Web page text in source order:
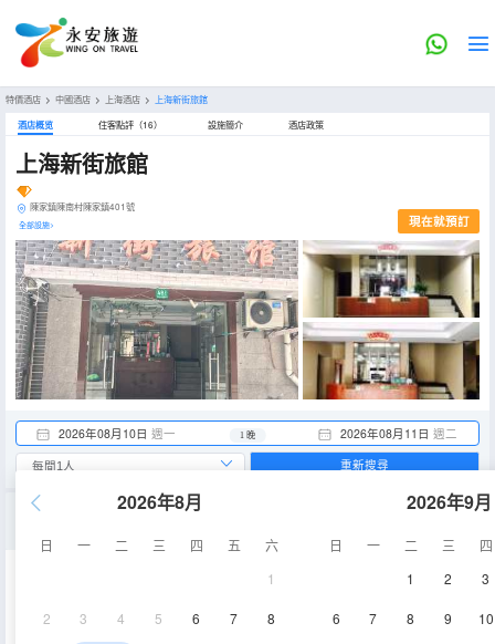
特價酒店 > 中國酒店 > 上海酒店 > 上海新街旅館
酒店概览 住客點評（16） 設施簡介 酒店政策
上海新街旅館
陳家鎮陳南村陳家鎮401號
全部設施> 現在就預訂
2026年08月10日 週一 2026年08月11日 週二
1 晚
2026年8月
日 一 二 三 四 五
六
1
2 3 4 5 6 7 8
2026年9月
日 一 二 三
四
1
2 3
6 7 8 9 10
重新搜尋
空調